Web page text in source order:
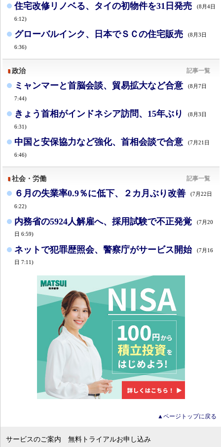
住宅改修リノベる、タイの初物件を31日発売 (8月4日
6:12)
グローバルインク、日本でＳＣの住宅販売 (8月3日
6:36)
政治 記事一覧
ミャンマーと首脳会談、貿易拡大など合意 (8月7日
7:44)
きょう首相がインドネシア訪問、15年ぶり (8月3日
6:31)
中国と安保協力など強化、首相会談で合意 (7月21日
6:46)
社会・労働 記事一覧
６月の失業率0.9％に低下、２カ月ぶり改善 (7月22日
6:22)
内務省の5924人解雇へ、採用試験で不正発覚
(7月20
日 6:59)
ネットで犯罪歴照会、警察庁がサービス開始
(7月16
日 7:11)
▲ページトップに戻る
サービスのご案内 無料トライアルお申し込み